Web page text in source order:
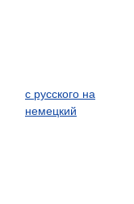
с русского на
немецкий